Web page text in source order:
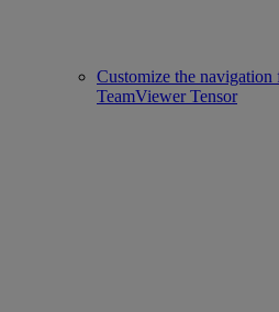
Customize the navigation
TeamViewer Tensor